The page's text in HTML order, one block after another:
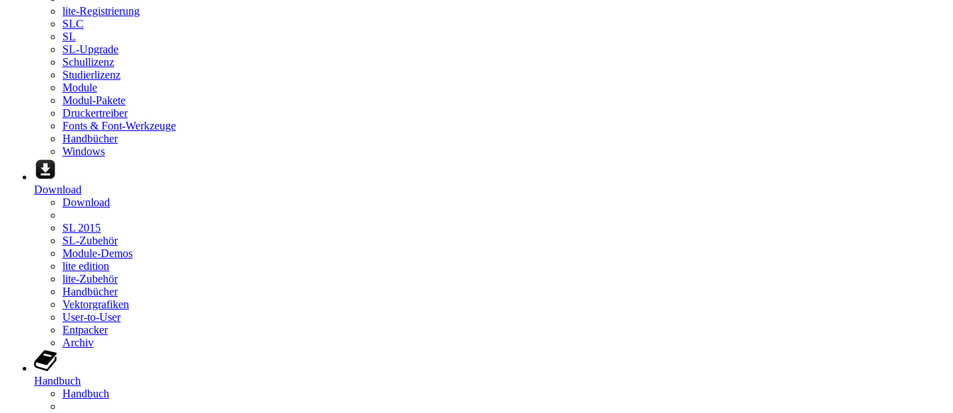
lite-Registrierung
SLC
SL
SL-Upgrade
Schullizenz
Studierlizenz
Module
Modul-Pakete
Druckertreiber
Fonts & Font-Werkzeuge
Handbücher
Windows
Download
Download
SL 2015
SL-Zubehör
Module-Demos
lite edition
lite-Zubehör
Handbücher
Vektorgrafiken
User-to-User
Entpacker
Archiv
Handbuch
Handbuch